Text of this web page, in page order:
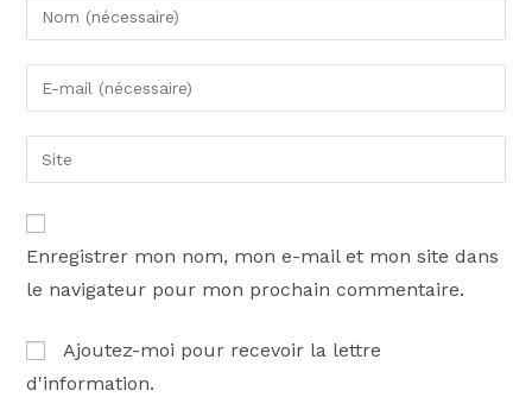
Enregistrer mon nom, mon e-mail et mon site dans
le navigateur pour mon prochain commentaire.
Ajoutez-moi pour recevoir la lettre
d'information.